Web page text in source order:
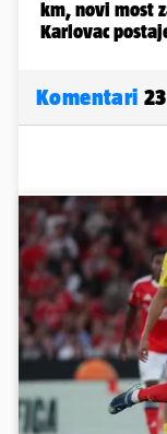
Komentari 23